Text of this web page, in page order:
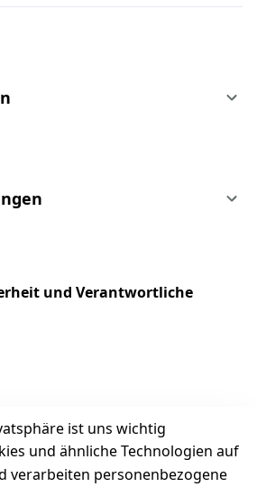
und Verantwortliche
ist uns wichtig
und ähnliche Technologien auf
verarbeiten personenbezogene